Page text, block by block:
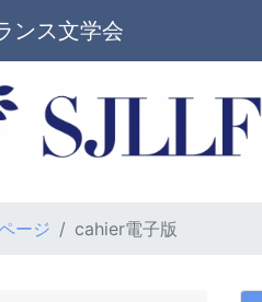
ンス文学会
ージ cahier電子版